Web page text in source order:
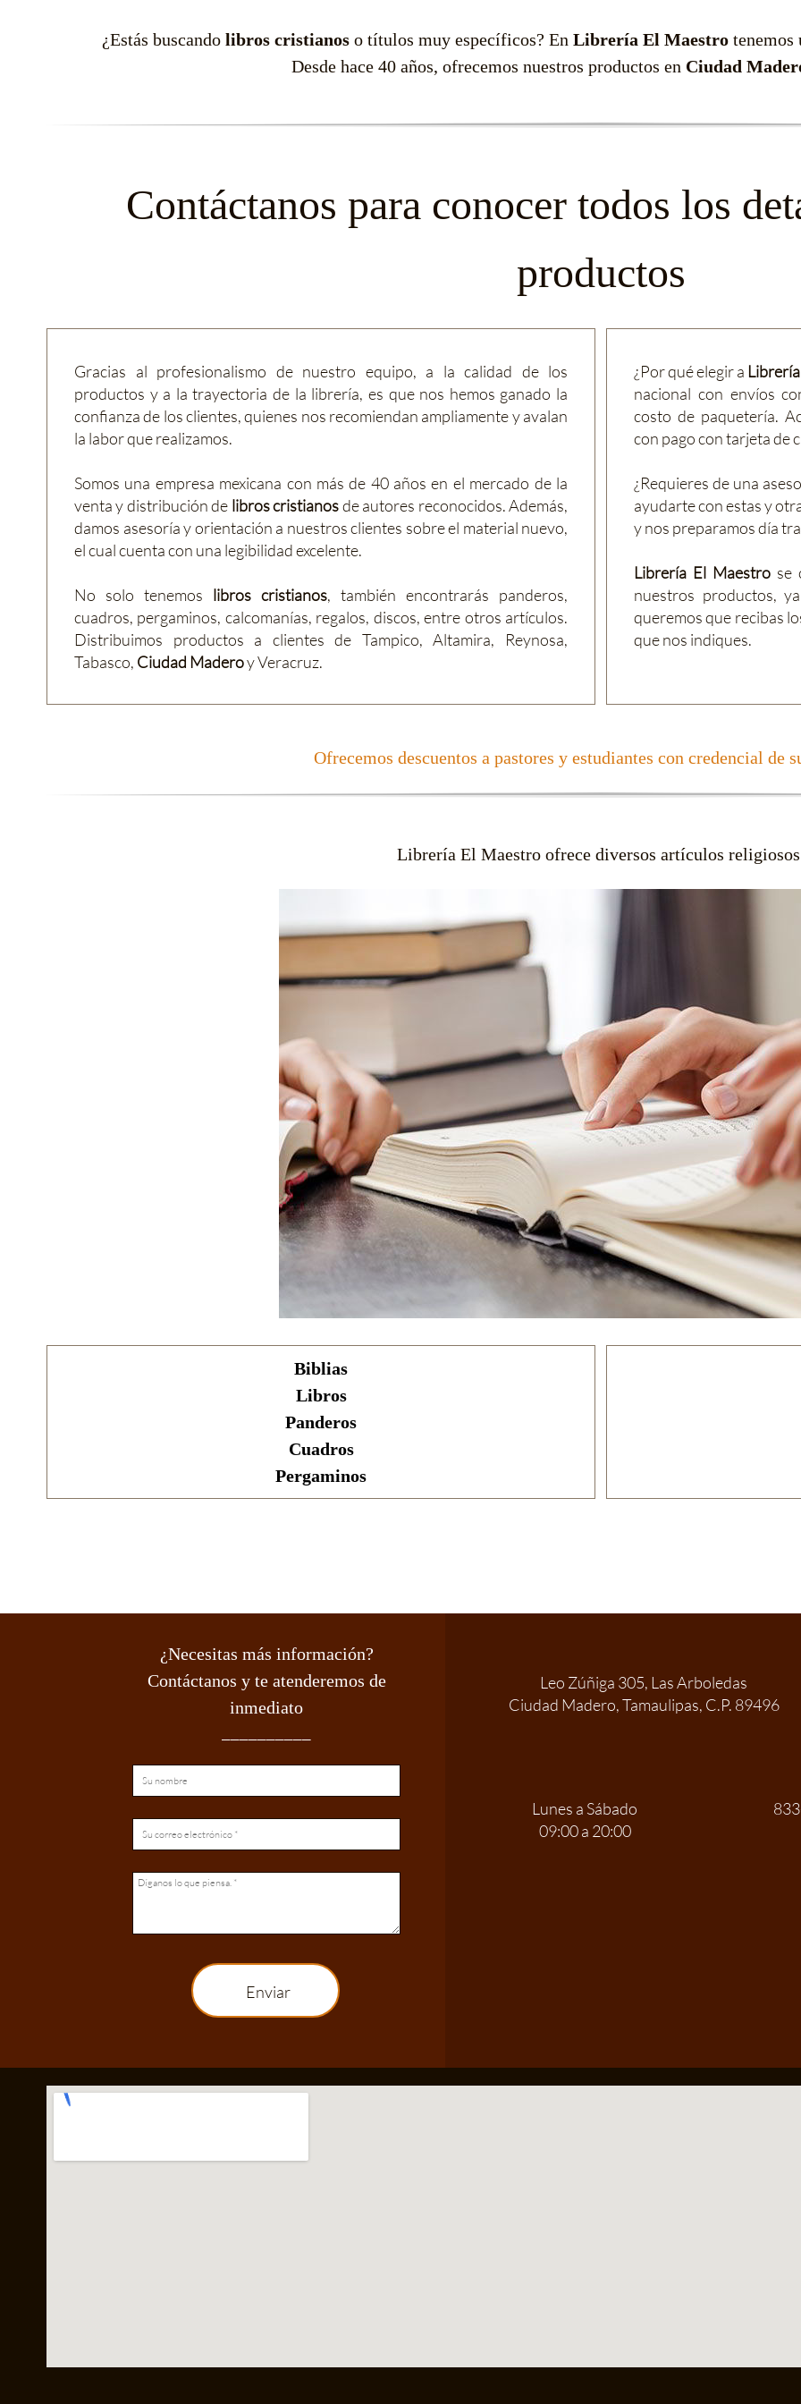
¿Estás buscando libros cristianos o títulos muy específicos? En Librería El Maestro
Desde hace 40 años, ofrecemos nuestros productos en Ciudad
Contáctanos para conocer todos los
productos
Gracias al profesionalismo de nuestro equipo, a la calidad de los
productos y a la trayectoria de la librería, es que nos hemos ganado la
confianza de los clientes, quienes nos recomiendan ampliamente y avalan
la labor que realizamos.
Somos una empresa mexicana con más de 40 años en el mercado de la
venta y distribución de libros cristianosde autores reconocidos. Además,
damos asesoría y orientación a nuestros clientes sobre el material nuevo,
el cual cuenta con una legibilidad excelente.
No solo tenemos libros cristianos, también encontrarás panderos,
cuadros, pergaminos, calcomanías, regalos, discos, entre otros artículos.
Distribuimos productos a clientes de Tampico, Altamira, Reynosa,
Tabasco, Ciudad Maderoy Veracruz.
¿Por qué elegir a
nacional con envíos
costo de paquetería.
con pago con tarjeta de
¿Requieres de una
ayudarte con estas y
y nos preparamos día
Librería El Maestrose
nuestros productos,
queremosque recibas
que nos indiques.
Ofrecemos descuentos a pastores y estudiantes con credencial de
Librería El Maestro ofrece diversos artículos
Biblias
Libros
Panderos
Cuadros
Pergaminos
¿Necesitas más información?
Contáctanos y te atenderemos de
inmediato
Enviar
Leo Zúñiga 305, Las Arboledas
Ciudad Madero, Tamaulipas, C.P. 89496
Lunes a Sábado
09:00 a 20:00